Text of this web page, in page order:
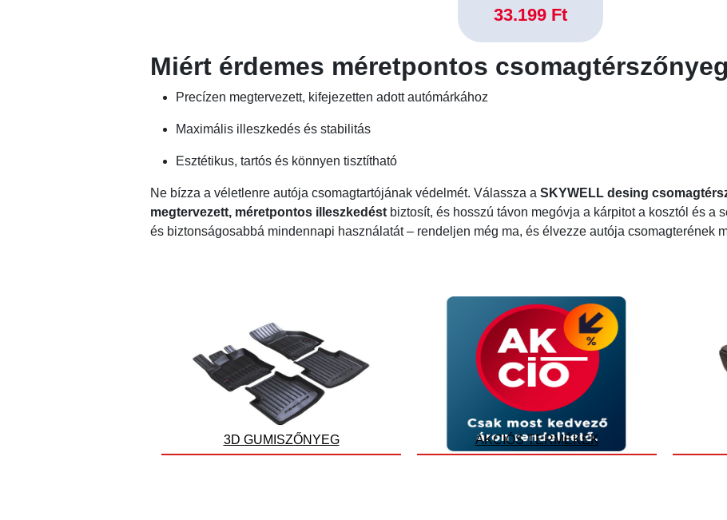
33.199 Ft
Miért érdemes méretpontos
Precízen megtervezett, kifejezetten adott autómárkához
Maximális illeszkedés és stabilitás
Esztétikus, tartós és könnyen tisztítható
Ne bízza a véletlenre autója csomagtartójának védelmét. Válassza aSKYWELL desing
megtervezett, méretpontos illeszkedést biztosít, és hosszú távon megóvja a kárpitot a kosztól és a
és biztonságosabbá mindennapi használatát – rendeljen még ma, és élvezze autója csomagterének
3D GUMISZŐNYEG AKCIÓS TERMÉKEK